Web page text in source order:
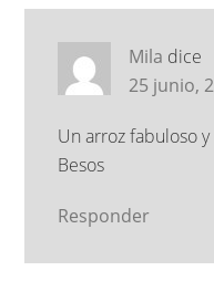
Mila dice
25 junio,
Un arroz fabuloso
Besos
Responder